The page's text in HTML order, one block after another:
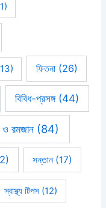
ফিতনা(26)
বিবিধ-প্রসঙ্গ(44)
ও রমজান (84)
সন্তান(17)
স্বাস্থ্য টিপস (12)